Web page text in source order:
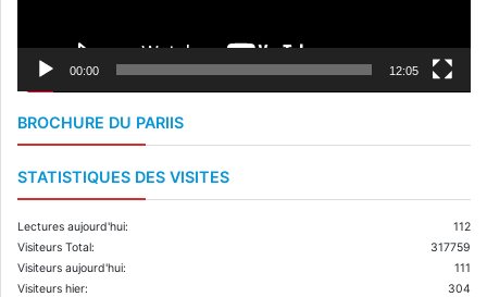
00:00 12:05
BROCHURE DU PARIIS
STATISTIQUES DES VISITES
112
Lectures aujourd'hui:
317759
Visiteurs Total:
111
Visiteurs aujourd'hui:
304
Visiteurs hier: